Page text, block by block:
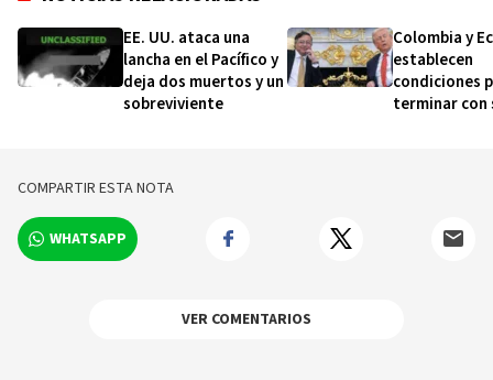
EE. UU. ataca una
lancha en el Pacífico y
deja dos muertos y un
sobreviviente
Colombia y
establecen
condiciones
terminar con
COMPARTIR ESTA NOTA
WHATSAPP
VER COMENTARIOS